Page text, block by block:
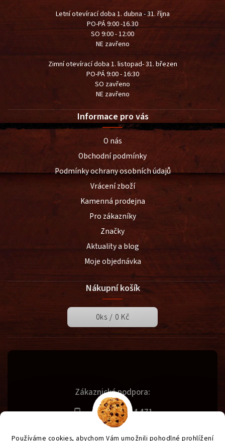
Používáme cookies, abychom Vám umožnili pohodlné prohlížení
Zákaznická podpora:
+420 731 614 471
info@svetgrilu.cz
Letní otevírací doba 1. dubna - 31. října
PO-PÁ 9:00 -16.30
SO 9:00 - 12:00
NE zavřeno
Zimní otevírací doba 1. listopad- 31. březen
PO-PÁ 9:00 - 16:30
SO zavřeno
NE zavřeno
Informace pro vás
O nás
Obchodní podmínky
Podmínky ochrany osobních údajů
Vrácení zboží
Kamenná prodejna
Pro zákazníky
Značky
Aktuality a blog
Moje objednávka
Nákupní košík
0ks / 0 Kč